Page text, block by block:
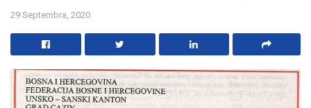
29 Septembra, 2020